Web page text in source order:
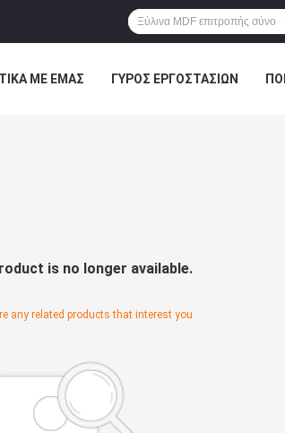
ΜΕ ΕΜΆΣ ΓΎΡΟΣ ΕΡΓΟΣΤΑΣΊΩΝ
is no longer available.
any related products that interest you